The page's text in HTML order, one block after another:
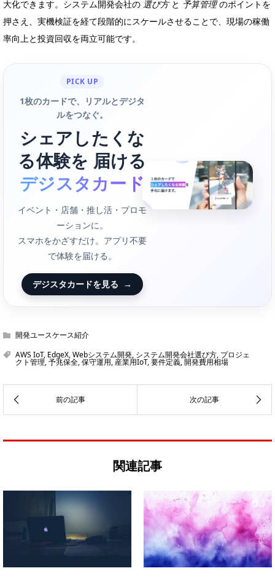
大化できます。システム開発会社の 選び方と 予算管理のポイントを
押さえ、実機検証を経て段階的にスケールさせることで、現場の稼働
率向上と投資回収を両立可能です。
PICK UP
1枚のカードで、リアルとデジタ
ルをつなぐ。
シェアしたくな
る体験を 届ける
デジスタカード
イベント・店舗・推し活・プロモ
ーションに。
スマホをかざすだけ。アプリ不要
で体験を届ける。
デジスタカードを見る →
開発ユースケース紹介
AWS IoT, EdgeX,Webシステム開発, システム開発会社選び方, プロジェ
クト管理,予兆保全,保守運用, 産業用IoT,要件定義,開発費用相場
関連記事